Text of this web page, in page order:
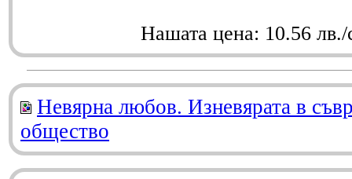
Нашата цена: 10.56 лв./
Невярна любов. Изневярата в
общество